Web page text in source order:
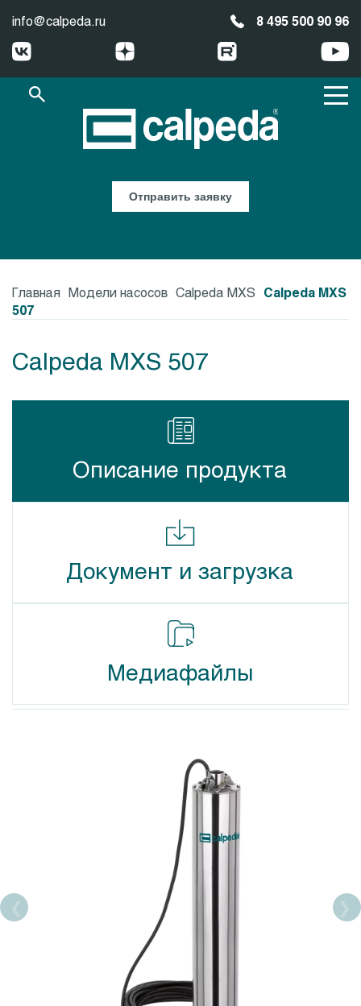
info@calpeda.ru 8 495 500 90 96
Отправить заявку
Главная Модели насосов Calpeda MXS
Calpeda MXS
507
Calpeda MXS 507
Описание продукта
Документ и загрузка
Медиафайлы